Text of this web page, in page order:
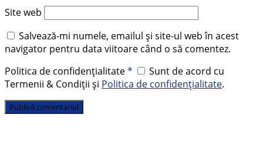
Site web
Salvează-mi numele, emailul și site-ul web în acest
navigator pentru data viitoare când o să comentez.
Politica de confidențialitate*
Sunt de acord cu
Termenii & Condiții și Politica de confidențialitate.